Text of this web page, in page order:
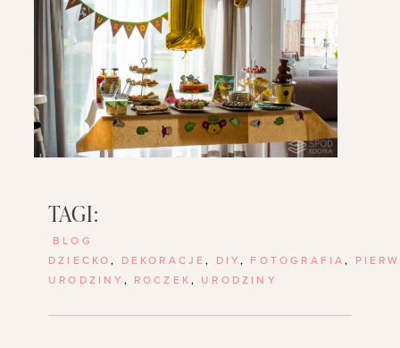
TAGI:
BLOG
DZIECKO, DEKORACJE, DIY, FOTOGRAFIA,
URODZINY , ROCZEK, URODZINY